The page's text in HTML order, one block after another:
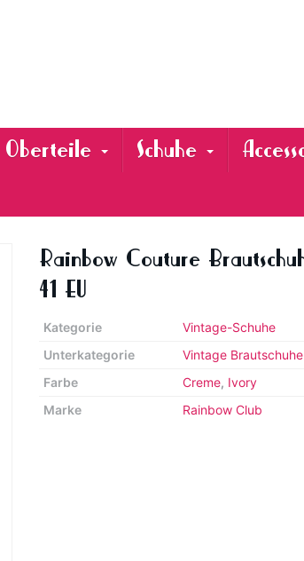
Oberteile Schuhe
Rainbow Couture
41 EU
Kategorie
Vintage-Schuhe
Unterkategorie
Vintage Brautschuhe
Farbe
Creme, Ivory
Marke
Rainbow Club